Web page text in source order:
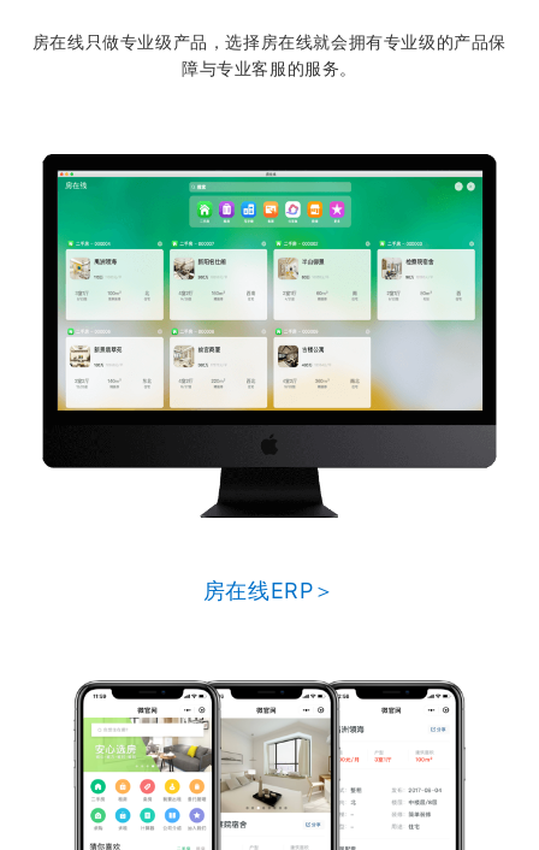
房在线只做专业级产品，选择房在线就会拥有专业级的产品保
障与专业客服的服务。
房在线ERP＞